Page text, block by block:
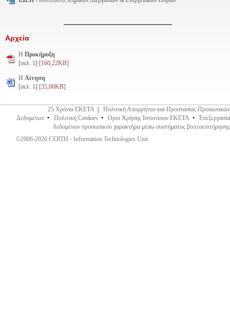
Αρχεία
H Προκήρυξη
[σελ. 1] [160,22KB]
Η Αίτηση
[σελ. 1] [35,00KB]
25 Χρόνια ΕΚΕΤΑ
Πολιτική Απορρήτου και Προστασίας Προσωπικών
Δεδομένων • Πολιτική Cookies • Οροι Χρήσης Ιστοτόπου ΕΚΕΤΑ • Επεξεργασία
δεδομένων προσωπικού χαρακτήρα μέσω συστήματος βιντεοεπιτήρησης
©2006-2026 CERTH - Information Technologies Unit